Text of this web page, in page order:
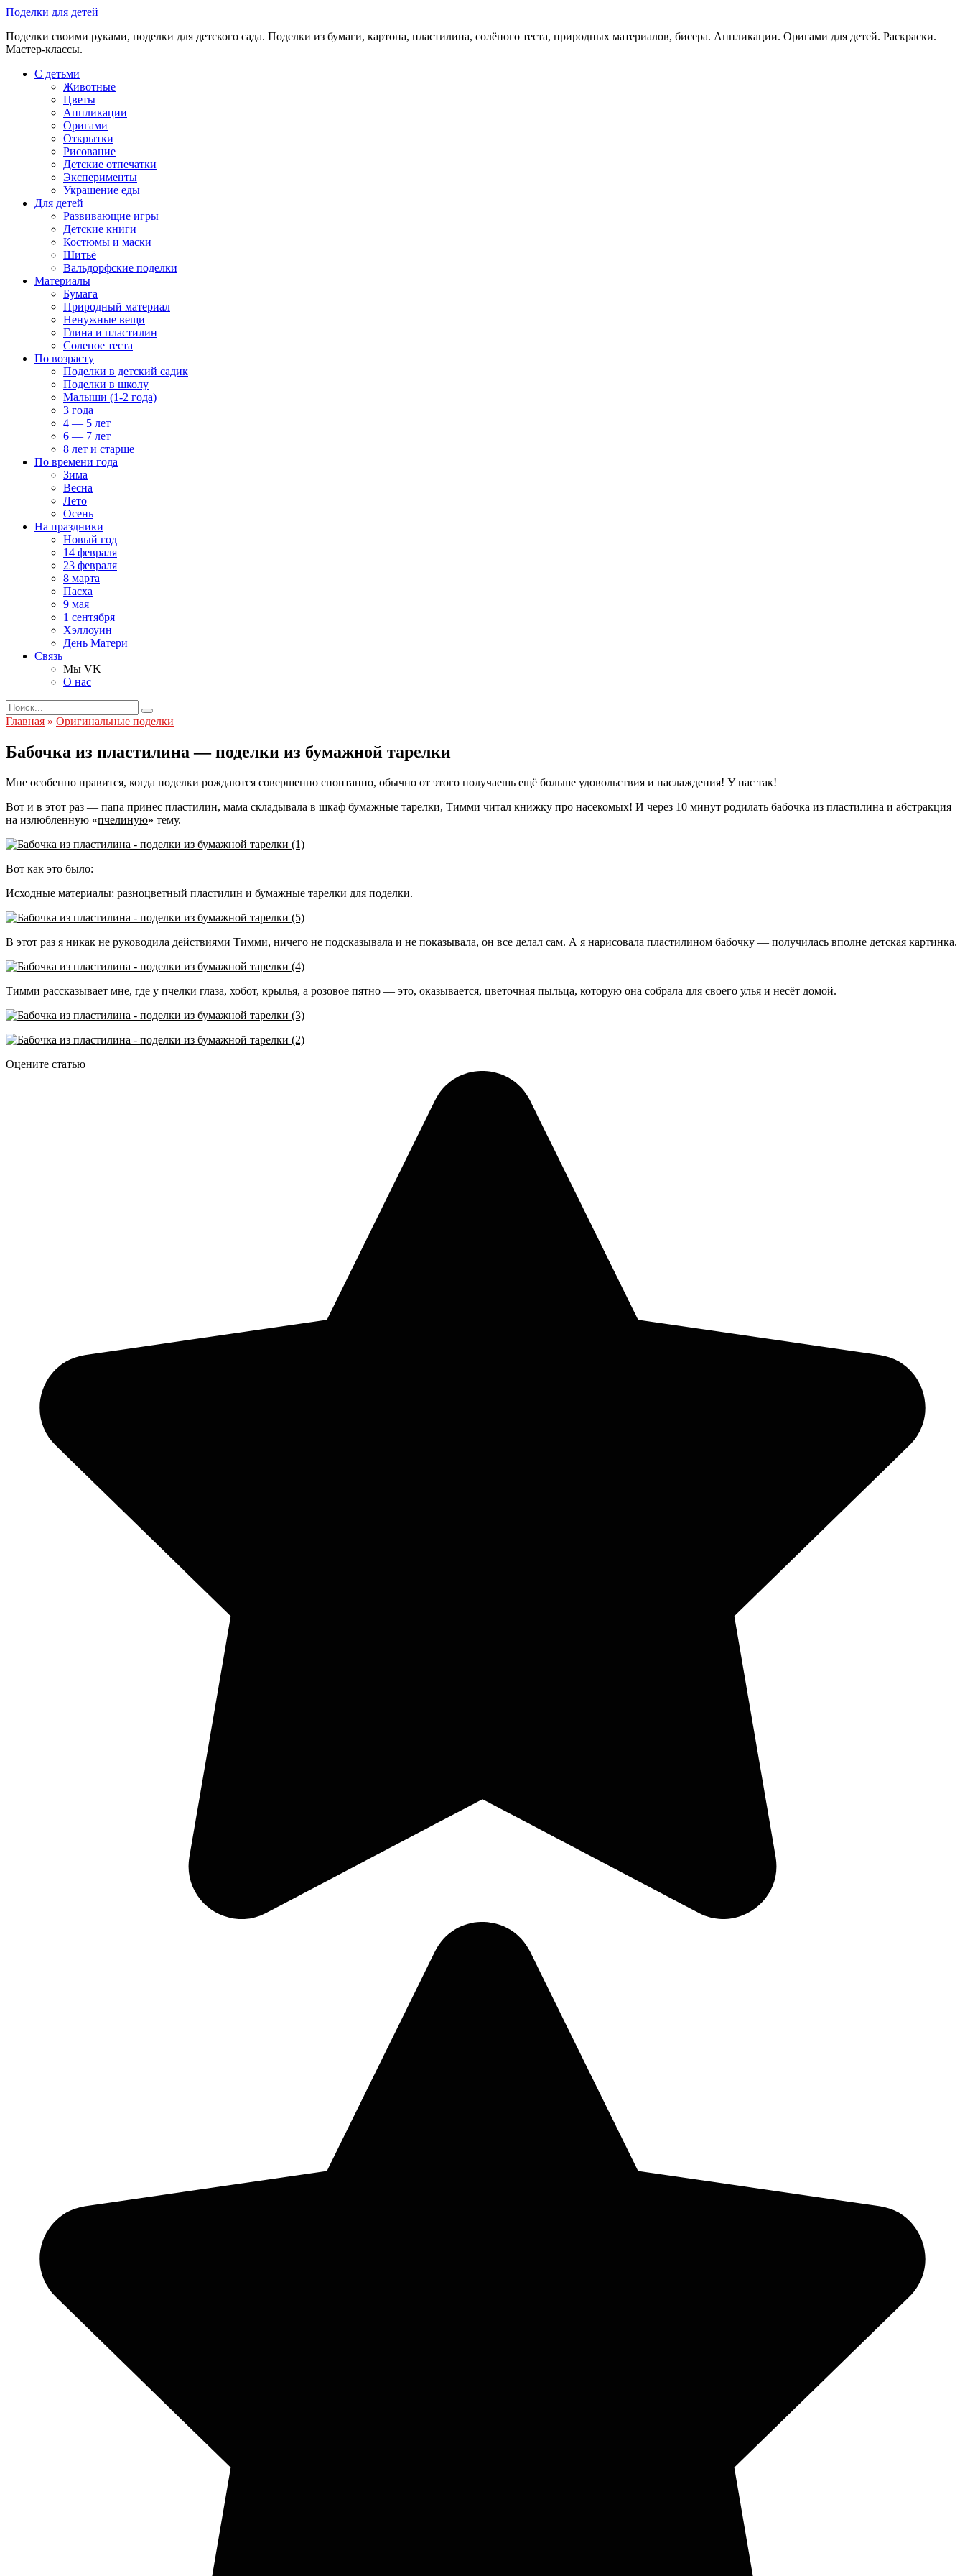
Skip
content
Поделки для детей
Поделки своими руками, поделки для детского сада. Поделки из бумаги, картона, пластилина, солёного теста, природных материалов, бисера. Аппликации. Оригами для детей. Раскраски.
Мастер-классы.
С детьми
Животные
Цветы
Аппликации
Оригами
Открытки
Рисование
Детские отпечатки
Эксперименты
Украшение еды
Для детей
Развивающие игры
Детские книги
Костюмы и маски
Шитьё
Вальдорфские поделки
Материалы
Бумага
Природный материал
Ненужные вещи
Глина и пластилин
Соленое теста
По возрасту
Поделки в детский садик
Поделки в школу
Малыши (1-2 года)
3 года
4 — 5 лет
6 — 7 лет
8 лет и старше
По времени года
Зима
Весна
Лето
Осень
На праздники
Новый год
14 февраля
23 февраля
8 марта
Пасха
9 мая
1 сентября
Хэллоуин
День Матери
Связь
Мы VK
О нас
Search
for:
Главная » Оригинальные поделки
Бабочка из пластилина — поделки из бумажной тарелки
Мне особенно нравится, когда поделки рождаются совершенно спонтанно, обычно от этого получаешь ещё больше удовольствия и наслаждения! У нас так!
Вот и в этот раз — папа принес пластилин, мама складывала в шкаф бумажные тарелки, Тимми читал книжку про насекомых! И через 10 минут родилать бабочка из пластилина и абстракция
на излюбленную «пчелиную» тему.
Вот как это было:
Исходные материалы: разноцветный пластилин и бумажные тарелки для поделки.
В этот раз я никак не руководила действиями Тимми, ничего не подсказывала и не показывала, он все делал сам. А я нарисовала пластилином бабочку — получилась вполне детская картинка.
Тимми рассказывает мне, где у пчелки глаза, хобот, крылья, а розовое пятно — это, оказывается, цветочная пыльца, которую она собрала для своего улья и несёт домой.
Оцените статью